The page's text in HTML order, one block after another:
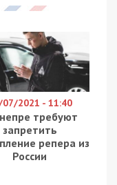
чего она
Ранее мы
видео
ДТП
один человек
столкновения
двигался
на месте. Тело